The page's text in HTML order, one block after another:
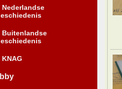
Nederlandse
Buitenlandse
KNAG